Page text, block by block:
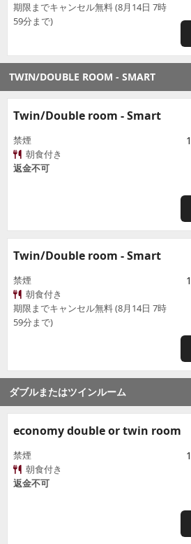
期限までキャンセル無料 (8月14日 7時
59分まで)
TWIN/DOUBLE ROOM - SMART
Twin/Double room - Smart
禁煙
朝食付き
返金不可
Twin/Double room - Smart
禁煙
朝食付き
期限までキャンセル無料 (8月14日 7時
59分まで)
ダブルまたはツインルーム
economy double or twin room
禁煙
朝食付き
返金不可